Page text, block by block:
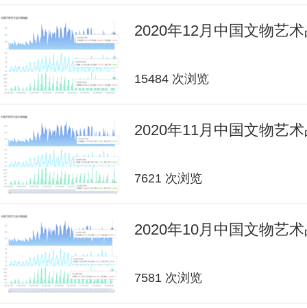
2020年12月中国文物艺
15484 次浏览
2020年11月中国文物艺
7621 次浏览
2020年10月中国文物艺
7581 次浏览